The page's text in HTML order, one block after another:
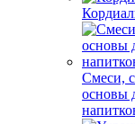
Смеси,
основы